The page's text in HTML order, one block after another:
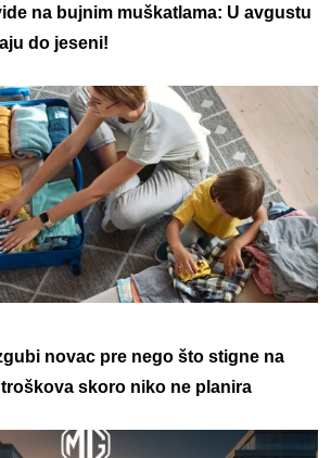
na bujnim muškatlama: U avgustu
do jeseni!
novac pre nego što stigne na
troškova skoro niko ne planira